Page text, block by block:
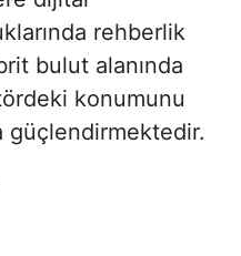
rehberlik
bulut alanında
konumunu
güçlendirmektedir.